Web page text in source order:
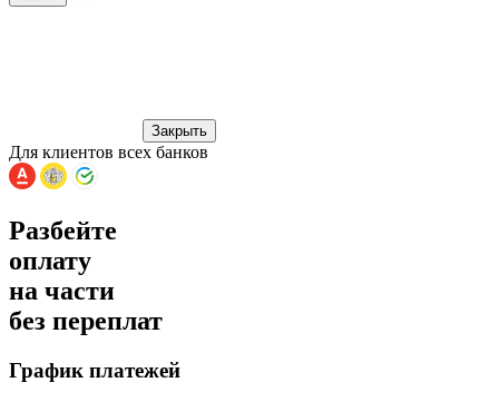
Закрыть
Для клиентов всех банков
Разбейте
оплату
на части
без переплат
График платежей